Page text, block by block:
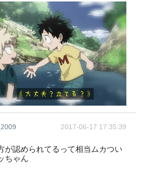
2017-06-17 17:35:39
が認められてるって相当ムカつい
ちゃん